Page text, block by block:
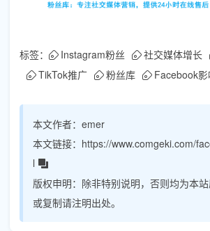
标签： Instagram粉丝 社交媒体增长
TikTok推广
粉丝库 Facebook影
本文作者： emer
本文链接： https://www.comgeki.com/
l
版权申明： 除非特别说明，否则均为本
或复制请注明出处。